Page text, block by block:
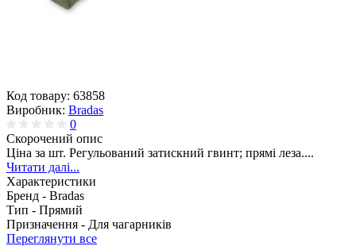
Код товару: 63858
Виробник: Bradas
0
Скорочений опис
Ціна за шт. Регульований затискний гвинт; прямі леза....
Читати далі...
Характеристики
Бренд - Bradas
Тип - Прямий
Призначення - Для чагарників
Переглянути все